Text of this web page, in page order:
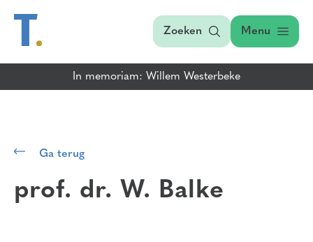
Zoeken Menu
In memoriam: Willem Westerbeke
Ga terug
prof. dr. W. Balke